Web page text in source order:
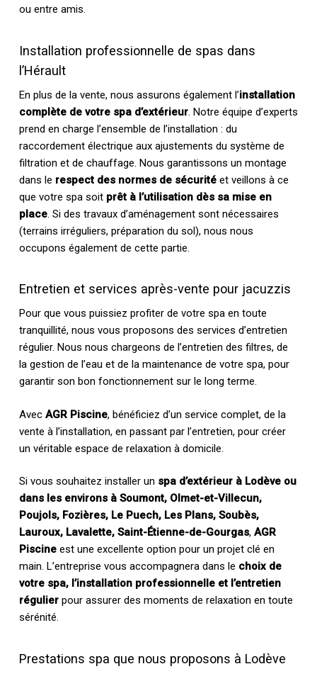
ou entre amis.
Installation professionnelle de spas dans
l’Hérault
En plus de la vente, nous assurons également l’installation
complète de votre spa d’extérieur. Notre équipe d’experts
prend en charge l’ensemble de l’installation : du
raccordement électrique aux ajustements du système de
filtration et de chauffage. Nous garantissons un montage
dans le respect des normes de sécuritéet veillons à ce
que votre spa soit prêt à l’utilisation dès sa mise en
place. Si des travaux d’aménagement sont nécessaires
(terrains irréguliers, préparation du sol), nous nous
occupons également de cette partie.
Entretien et services après-vente pour jacuzzis
Pour que vous puissiez profiter de votre spa en toute
tranquillité, nous vous proposons des services d’entretien
régulier. Nous nous chargeons de l’entretien des filtres, de
la gestion de l’eau et de la maintenance de votre spa, pour
garantir son bon fonctionnement sur le long terme.
Avec AGR Piscine, bénéficiez d’un service complet, de la
vente à l’installation, en passant par l’entretien, pour créer
un véritable espace de relaxation à domicile.
Si vous souhaitez installer un spa d’extérieur à Lodève ou
dans les environs à Soumont, Olmet-et-Villecun,
Poujols, Fozières, Le Puech, Les Plans, Soubès,
Lauroux, Lavalette, Saint-Étienne-de-Gourgas, AGR
Piscineest une excellente option pour un projet clé en
main. L’entreprise vous accompagnera dans le choix de
votre spa, l’installation professionnelle et l’entretien
régulierpour assurer des moments de relaxation en toute
sérénité.
Prestations spa que nous proposons à Lodève